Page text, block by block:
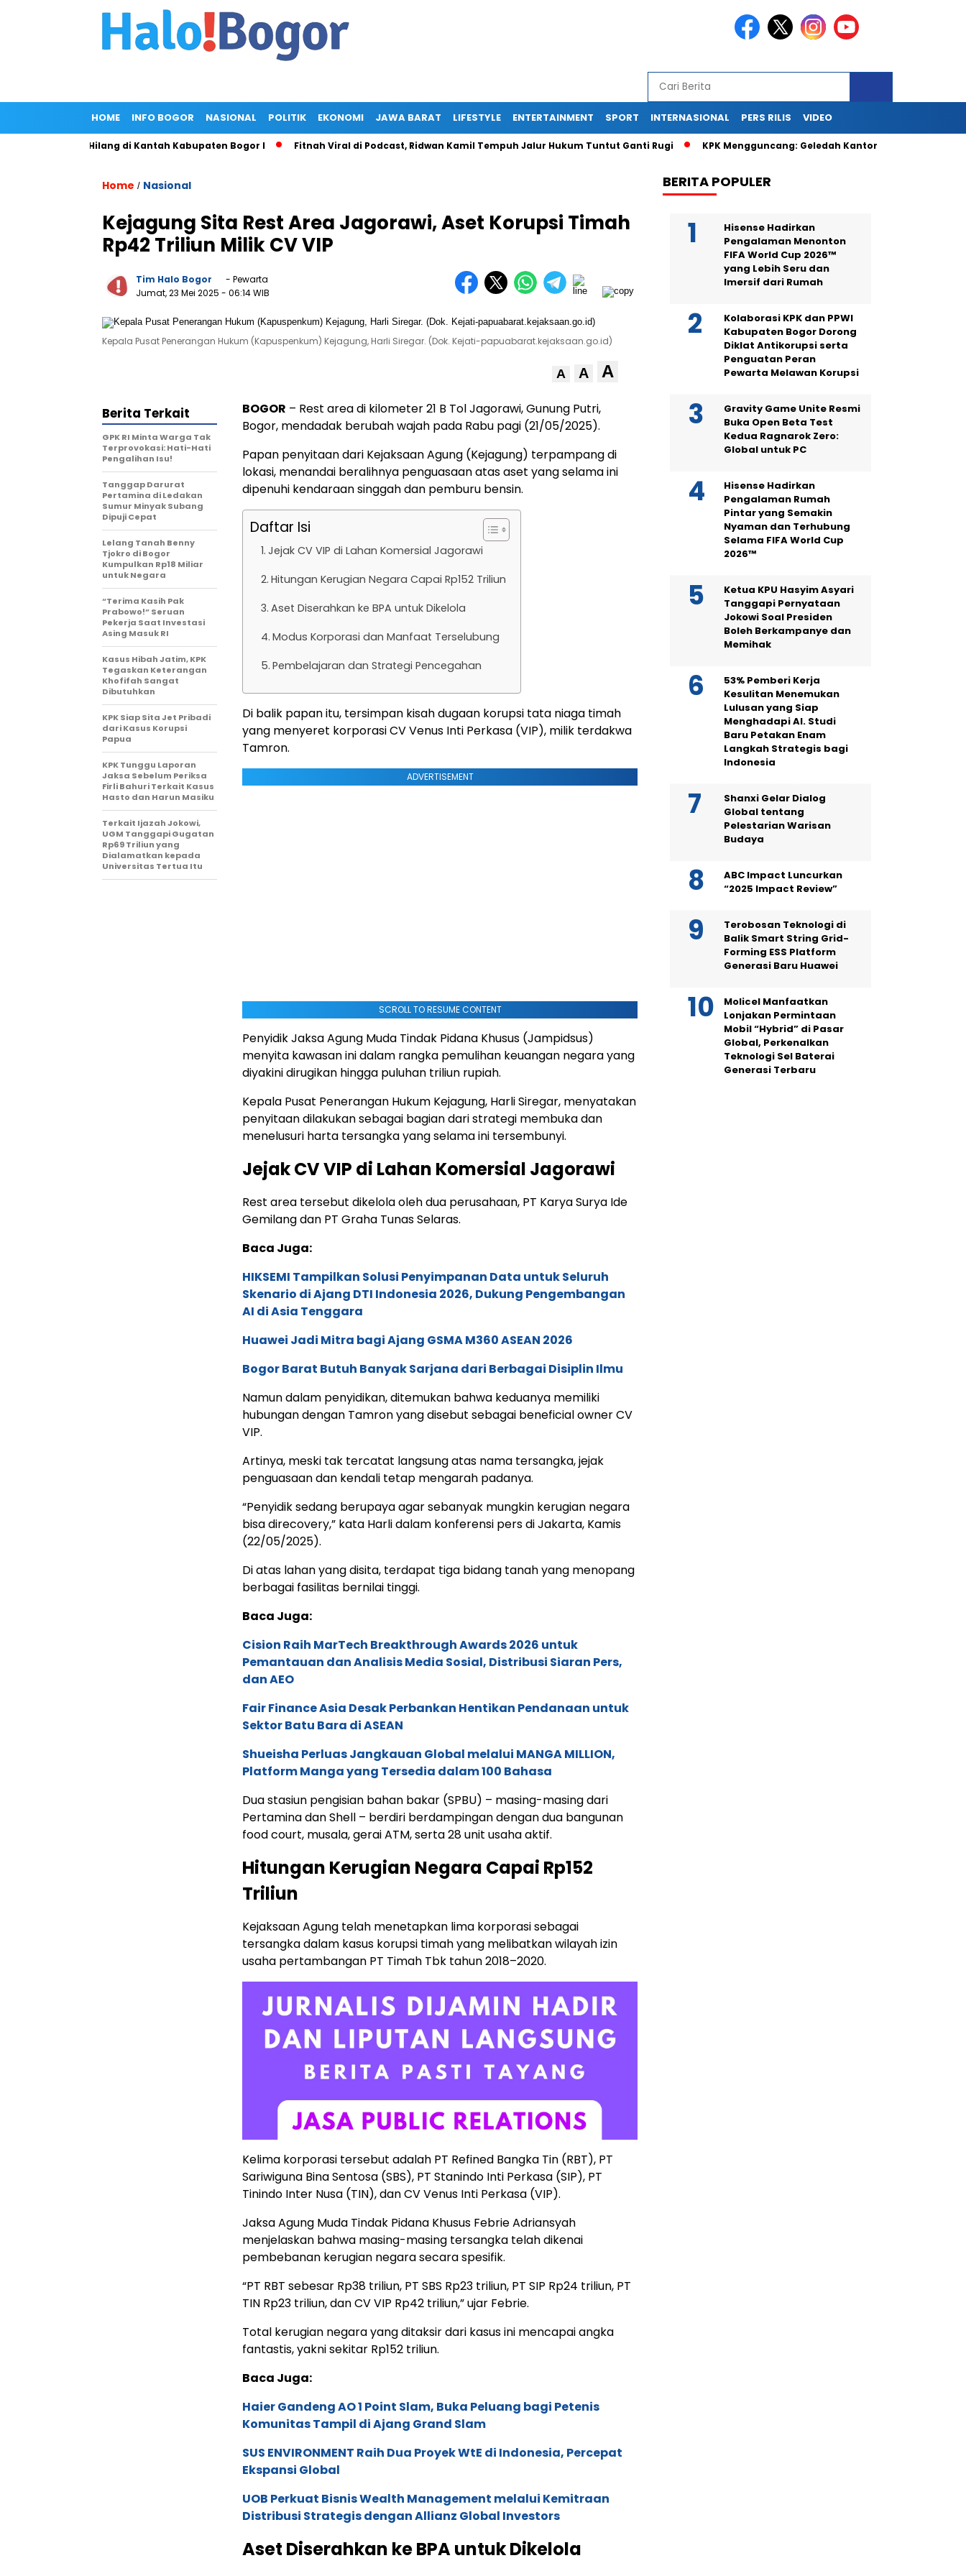
HOME INFO BOGOR NASIONAL POLITIK EKONOMI JAWA BARAT LIFESTYLE ENTERTAINMENT SPORT INTERNASIONAL PERS RILIS VIDEO
Diduga Hilang di Kantah Kabupaten Bogor I Fitnah Viral di Podcast, Ridwan Kamil Tempuh Jalur Hukum Tuntut Ganti Rugi KPK Mengguncang: Geledah Kantor dan Rumah Terkait
Home / Nasional
Kejagung Sita Rest Area Jagorawi, Aset Korupsi Timah
Rp42 Triliun Milik CV VIP
Tim Halo Bogor
- Pewarta
Jumat, 23 Mei 2025 - 06:14 WIB
Kepala Pusat Penerangan Hukum (Kapuspenkum) Kejagung, Harli Siregar. (Dok. Kejati-papuabarat.kejaksaan.go.id)
A A A
BOGOR – Rest area di kilometer 21 B Tol Jagorawi, Gunung Putri,
Bogor, mendadak berubah wajah pada Rabu pagi (21/05/2025).
Papan penyitaan dari Kejaksaan Agung (Kejagung) terpampang di
lokasi, menandai beralihnya penguasaan atas aset yang selama ini
dipenuhi kendaraan singgah dan pemburu bensin.
Daftar Isi
Jejak CV VIP di Lahan Komersial Jagorawi
Hitungan Kerugian Negara Capai Rp152 Triliun
Aset Diserahkan ke BPA untuk Dikelola
Modus Korporasi dan Manfaat Terselubung
Pembelajaran dan Strategi Pencegahan
Di balik papan itu, tersimpan kisah dugaan korupsi tata niaga timah
yang menyeret korporasi CV Venus Inti Perkasa (VIP), milik terdakwa
Tamron.
ADVERTISEMENT
SCROLL TO RESUME CONTENT
Penyidik Jaksa Agung Muda Tindak Pidana Khusus (Jampidsus)
menyita kawasan ini dalam rangka pemulihan keuangan negara yang
diyakini dirugikan hingga puluhan triliun rupiah.
Kepala Pusat Penerangan Hukum Kejagung, Harli Siregar, menyatakan
penyitaan dilakukan sebagai bagian dari strategi membuka dan
menelusuri harta tersangka yang selama ini tersembunyi.
Jejak CV VIP di Lahan Komersial Jagorawi
Rest area tersebut dikelola oleh dua perusahaan, PT Karya Surya Ide
Gemilang dan PT Graha Tunas Selaras.
Baca Juga:
HIKSEMI Tampilkan Solusi Penyimpanan Data untuk Seluruh
Skenario di Ajang DTI Indonesia 2026, Dukung Pengembangan
AI di Asia Tenggara
Huawei Jadi Mitra bagi Ajang GSMA M360 ASEAN 2026
Bogor Barat Butuh Banyak Sarjana dari Berbagai Disiplin Ilmu
Namun dalam penyidikan, ditemukan bahwa keduanya memiliki
hubungan dengan Tamron yang disebut sebagai beneficial owner CV
VIP.
Artinya, meski tak tercatat langsung atas nama tersangka, jejak
penguasaan dan kendali tetap mengarah padanya.
“Penyidik sedang berupaya agar sebanyak mungkin kerugian negara
bisa direcovery,” kata Harli dalam konferensi pers di Jakarta, Kamis
(22/05/2025).
Di atas lahan yang disita, terdapat tiga bidang tanah yang menopang
berbagai fasilitas bernilai tinggi.
Baca Juga:
Cision Raih MarTech Breakthrough Awards 2026 untuk
Pemantauan dan Analisis Media Sosial, Distribusi Siaran Pers,
dan AEO
Fair Finance Asia Desak Perbankan Hentikan Pendanaan untuk
Sektor Batu Bara di ASEAN
Shueisha Perluas Jangkauan Global melalui MANGA MILLION,
Platform Manga yang Tersedia dalam 100 Bahasa
Dua stasiun pengisian bahan bakar (SPBU) – masing-masing dari
Pertamina dan Shell – berdiri berdampingan dengan dua bangunan
food court, musala, gerai ATM, serta 28 unit usaha aktif.
Hitungan Kerugian Negara Capai Rp152
Triliun
Kejaksaan Agung telah menetapkan lima korporasi sebagai
tersangka dalam kasus korupsi timah yang melibatkan wilayah izin
usaha pertambangan PT Timah Tbk tahun 2018–2020.
Kelima korporasi tersebut adalah PT Refined Bangka Tin (RBT), PT
Sariwiguna Bina Sentosa (SBS), PT Stanindo Inti Perkasa (SIP), PT
Tinindo Inter Nusa (TIN), dan CV Venus Inti Perkasa (VIP).
Jaksa Agung Muda Tindak Pidana Khusus Febrie Adriansyah
menjelaskan bahwa masing-masing tersangka telah dikenai
pembebanan kerugian negara secara spesifik.
“PT RBT sebesar Rp38 triliun, PT SBS Rp23 triliun, PT SIP Rp24 triliun, PT
TIN Rp23 triliun, dan CV VIP Rp42 triliun,” ujar Febrie.
Total kerugian negara yang ditaksir dari kasus ini mencapai angka
fantastis, yakni sekitar Rp152 triliun.
Baca Juga:
Haier Gandeng AO 1 Point Slam, Buka Peluang bagi Petenis
Komunitas Tampil di Ajang Grand Slam
SUS ENVIRONMENT Raih Dua Proyek WtE di Indonesia, Percepat
Ekspansi Global
UOB Perkuat Bisnis Wealth Management melalui Kemitraan
Distribusi Strategis dengan Allianz Global Investors
Aset Diserahkan ke BPA untuk Dikelola
Berita Terkait
GPK RI Minta Warga Tak
Terprovokasi: Hati-Hati
Pengalihan Isu!
Tanggap Darurat
Pertamina di Ledakan
Sumur Minyak Subang
Dipuji Cepat
Lelang Tanah Benny
Tjokro di Bogor
Kumpulkan Rp18 Miliar
untuk Negara
“Terima Kasih Pak
Prabowo!” Seruan
Pekerja Saat Investasi
Asing Masuk RI
Kasus Hibah Jatim, KPK
Tegaskan Keterangan
Khofifah Sangat
Dibutuhkan
KPK Siap Sita Jet Pribadi
dari Kasus Korupsi
Papua
KPK Tunggu Laporan
Jaksa Sebelum Periksa
Firli Bahuri Terkait Kasus
Hasto dan Harun Masiku
Terkait Ijazah Jokowi,
UGM Tanggapi Gugatan
Rp69 Triliun yang
Dialamatkan kepada
Universitas Tertua Itu
BERITA POPULER
Hisense Hadirkan
Pengalaman Menonton
FIFA World Cup 2026™
yang Lebih Seru dan
Imersif dari Rumah
Kolaborasi KPK dan PPWI
Kabupaten Bogor Dorong
Diklat Antikorupsi serta
Penguatan Peran
Pewarta Melawan Korupsi
Gravity Game Unite Resmi
Buka Open Beta Test
Kedua Ragnarok Zero:
Global untuk PC
Hisense Hadirkan
Pengalaman Rumah
Pintar yang Semakin
Nyaman dan Terhubung
Selama FIFA World Cup
2026™
Ketua KPU Hasyim Asyari
Tanggapi Pernyataan
Jokowi Soal Presiden
Boleh Berkampanye dan
Memihak
53% Pemberi Kerja
Kesulitan Menemukan
Lulusan yang Siap
Menghadapi AI. Studi
Baru Petakan Enam
Langkah Strategis bagi
Indonesia
Shanxi Gelar Dialog
Global tentang
Pelestarian Warisan
Budaya
ABC Impact Luncurkan
“2025 Impact Review”
Terobosan Teknologi di
Balik Smart String Grid-
Forming ESS Platform
Generasi Baru Huawei
Molicel Manfaatkan
Lonjakan Permintaan
Mobil “Hybrid” di Pasar
Global, Perkenalkan
Teknologi Sel Baterai
Generasi Terbaru